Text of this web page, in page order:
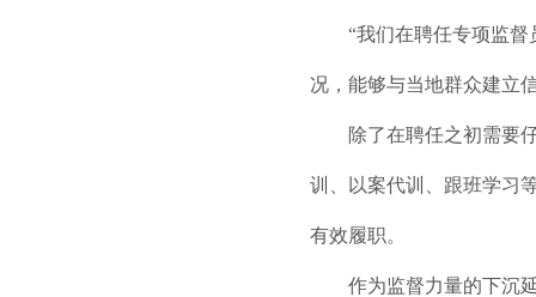
“我们在聘任专项监
况，能够与当地群众建立
除了在聘任之初需要
训、以案代训、跟班学习
有效履职。
作为监督力量的下沉